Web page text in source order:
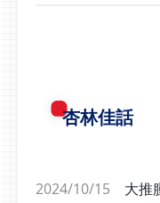
杏林佳話
2024/10/15
大推